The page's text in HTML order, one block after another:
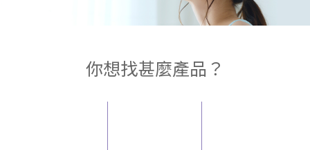
你想找甚麼產品？